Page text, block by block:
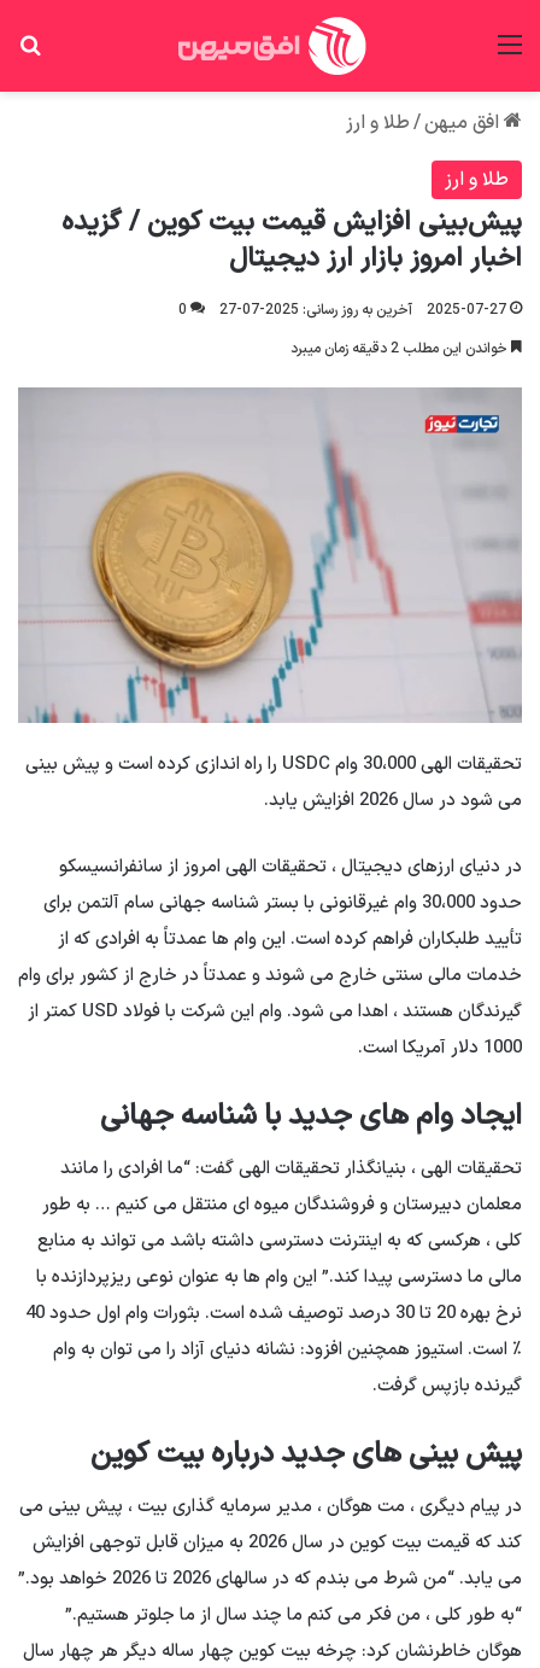
افق میهن/طلا و ارز
طلا و ارز
پیش‌بینی افزایش قیمت بیت کوین / گزیده
اخبار امروز بازار ارز دیجیتال
2025-07-27 آخرین به روز رسانی: 2025-07-27
0
خواندن این مطلب 2 دقیقه زمان میبرد
تحقیقات الهی 30،000 وام USDC را راه اندازی کرده است و پیش بینی
می شود در سال 2026 افزایش یابد.
در دنیای ارزهای دیجیتال ، تحقیقات الهی امروز از سانفرانسیسکو
حدود 30،000 وام غیرقانونی با بستر شناسه جهانی سام آلتمن برای
تأیید طلبکاران فراهم کرده است. این وام ها عمدتاً به افرادی که از
خدمات مالی سنتی خارج می شوند و عمدتاً در خارج از کشور برای وام
گیرندگان هستند ، اهدا می شود. وام این شرکت با فولاد USD کمتر از
1000 دلار آمریکا است.
ایجاد وام های جدید با شناسه جهانی
تحقیقات الهی ، بنیانگذار تحقیقات الهی گفت: “ما افرادی را مانند
معلمان دبیرستان و فروشندگان میوه ای منتقل می کنیم … به طور
کلی ، هرکسی که به اینترنت دسترسی داشته باشد می تواند به منابع
مالی ما دسترسی پیدا کند.” این وام ها به عنوان نوعی ریزپردازنده با
نرخ بهره 20 تا 30 درصد توصیف شده است. بثورات وام اول حدود 40
٪ است. استیوز همچنین افزود: نشانه دنیای آزاد را می توان به وام
گیرنده بازپس گرفت.
پیش بینی های جدید درباره بیت کوین
در پیام دیگری ، مت هوگان ، مدیر سرمایه گذاری بیت ، پیش بینی می
کند که قیمت بیت کوین در سال 2026 به میزان قابل توجهی افزایش
می یابد. “من شرط می بندم که در سالهای 2026 تا 2026 خواهد بود.”
“به طور کلی ، من فکر می کنم ما چند سال از ما جلوتر هستیم.”
هوگان خاطرنشان کرد: چرخه بیت کوین چهار ساله دیگر هر چهار سال